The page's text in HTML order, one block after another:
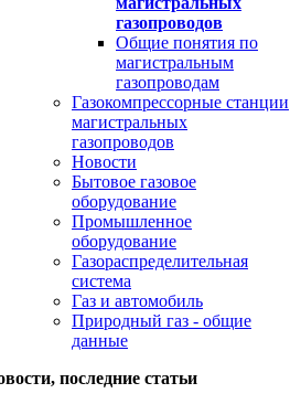
газопроводов
Общие понятия по
магистральным
газопроводам
Газокомпрессорные станции
магистральных
газопроводов
Новости
Бытовое газовое
оборудование
Промышленное
оборудование
Газораспределительная
система
Газ и автомобиль
Природный газ - общие
данные
последние статьи